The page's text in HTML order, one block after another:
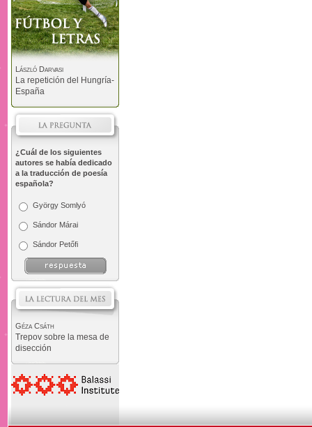
László Darvasi
La repetición del Hungría-
España
¿Cuál de los siguientes
autores se había dedicado
a la traducción de poesía
española?
György Somlyó
Sándor Márai
Sándor Petőfi
Géza Csáth
Trepov sobre la mesa de
disección